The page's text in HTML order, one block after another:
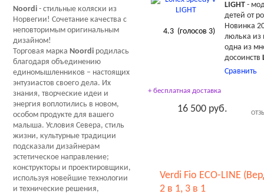
4.3 (голосов 3)
LIGHT-
детей от
Новинка
люлька из
одна из
досоинств
Сравнить
+ бесплатная доставка
16 500 руб.
Verdi Fio ECO-LINE
2 в 1, 3 в 1
Noordi - стильные коляски из
Норвегии! Сочетание качества с
неповторимым оригинальным
дизайном!
Торговая марка Noordi родилась
благодаря объединению
единомышленников – настоящих
энтузиастов своего дела. Их
знания, творческие идеи и
энергия воплотились в новом,
особом продукте для вашего
малыша. Условия Севера, стиль
жизни, культурные традиции
подсказали дизайнерам
эстетическое направление;
конструкторы и проектировщики,
используя новейшие технологии
и технические решения,